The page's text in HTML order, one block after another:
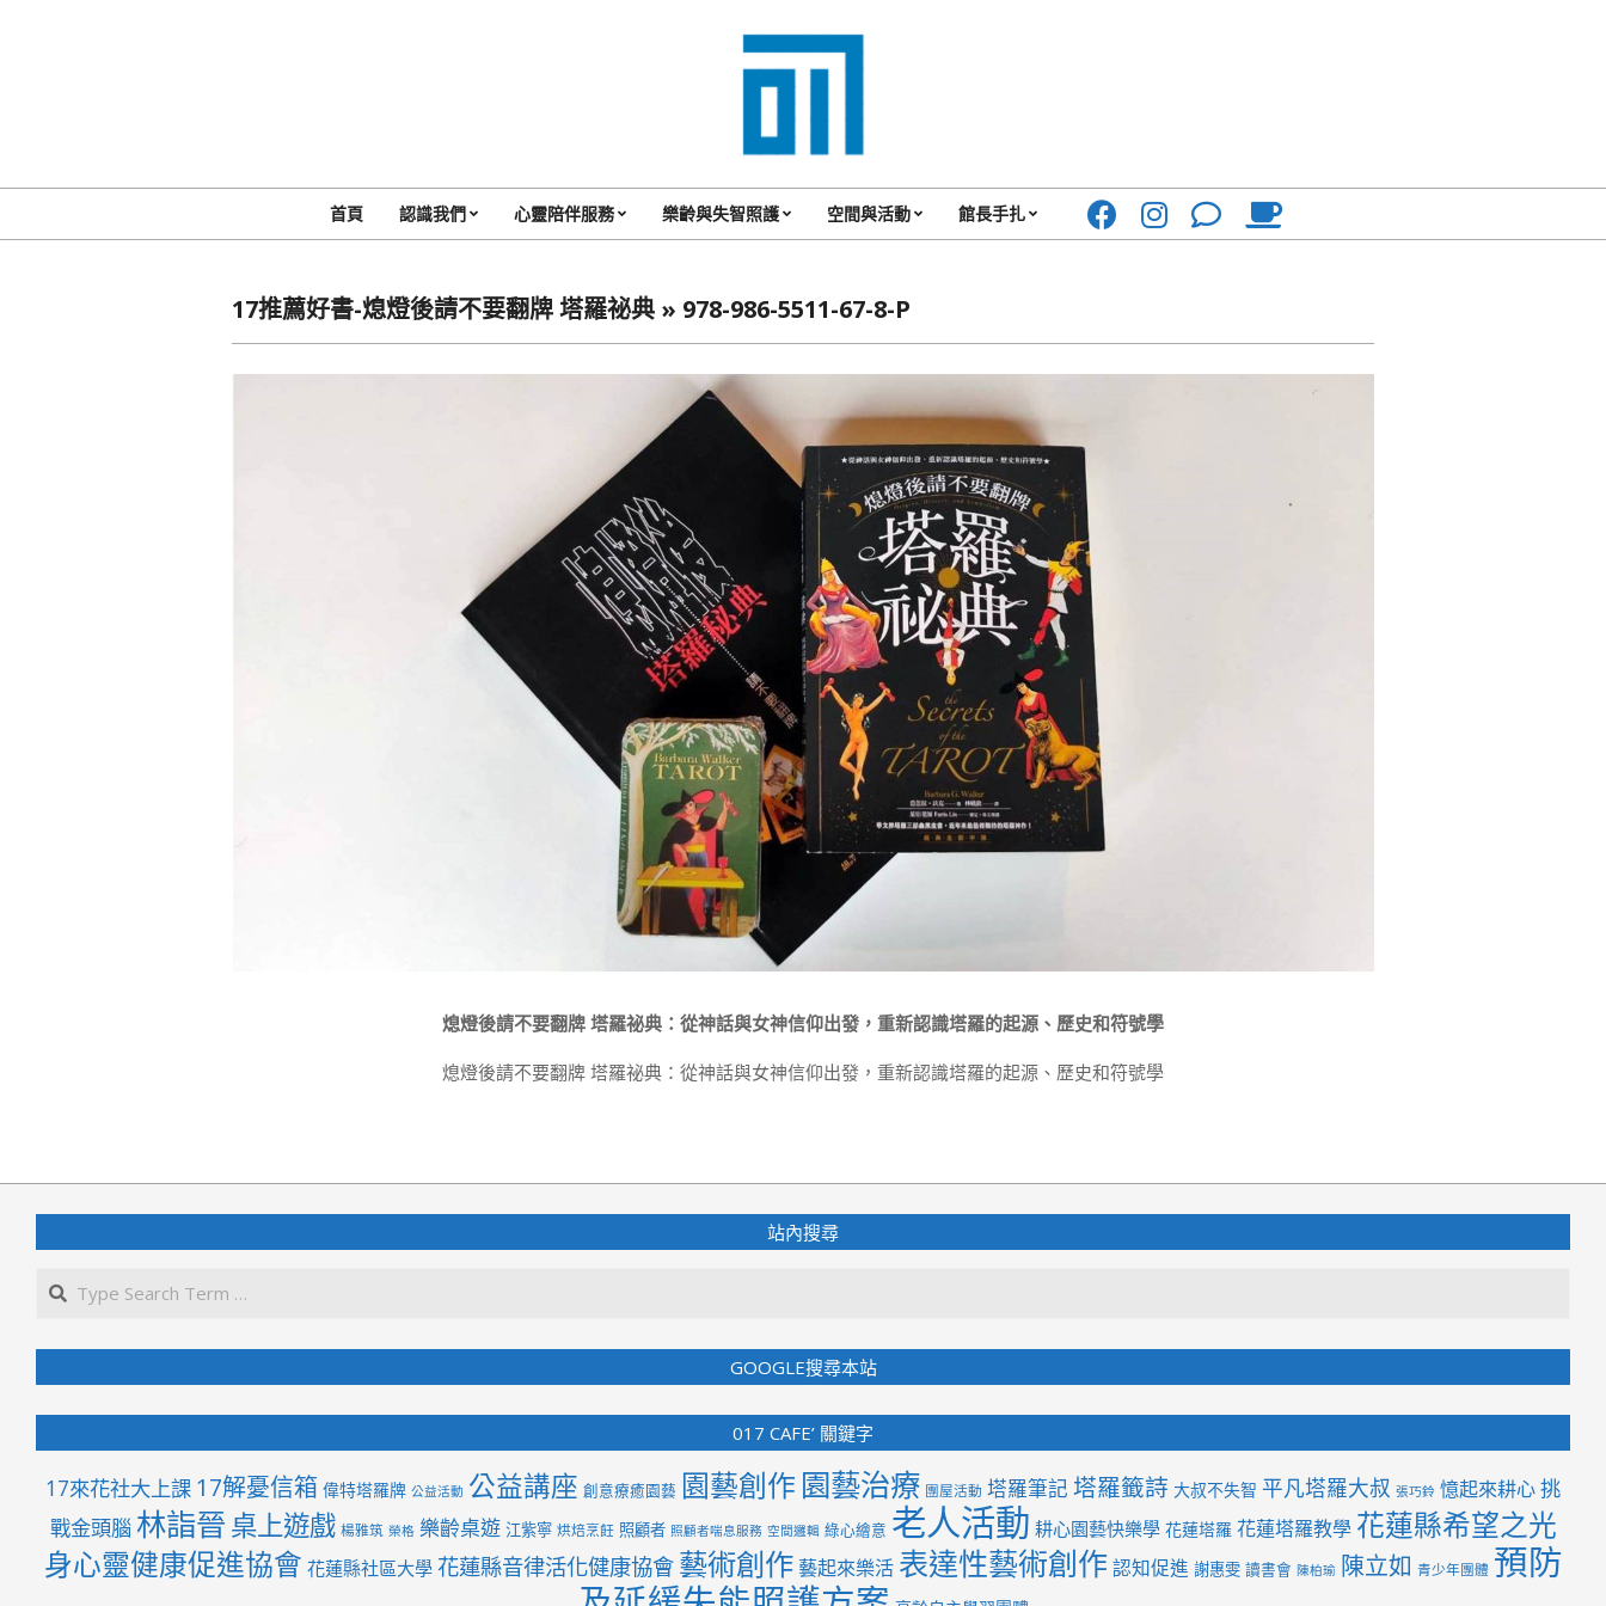
017
Cafe'
你
一
起
咖
啡
Primary
首頁 認識我們 心靈陪伴服務 樂齡與失智照護 空間與活動 館長手扎
17推薦好書-熄燈後請不要翻牌 塔羅祕典 » 978-986-5511-67-8-P
熄燈後請不要翻牌 塔羅祕典：從神話與女神信仰出發，重新認識塔羅的起源、歷史和符號學
熄燈後請不要翻牌 塔羅祕典：從神話與女神信仰出發，重新認識塔羅的起源、歷史和符號學
06-
05
站內搜尋
GOOGLE搜尋本站
017 CAFE’ 關鍵字
17來花社大上課 17解憂信箱 偉特塔羅牌 公益活動 公益講座 創意療癒園藝 園藝創作 園藝治療 團屋活動 塔羅筆記 塔羅籤詩 大叔不失智 平凡塔羅大叔 張巧鈴 憶起來耕心挑
戰金頭腦 林詣晉桌上遊戲 楊雅筑 榮格 樂齡桌遊 江紫寧 烘焙烹飪 照顧者 照顧者喘息服務 空間邏輯 綠心繪意 老人活動 耕心園藝快樂學 花蓮塔羅 花蓮塔羅教學 花蓮縣希望之光
身心靈健康促進協會 花蓮縣社區大學 花蓮縣音律活化健康協會 藝術創作 藝起來樂活 表達性藝術創作 認知促進 謝惠雯 讀書會 陳柏瑜 陳立如 青少年團體 預防